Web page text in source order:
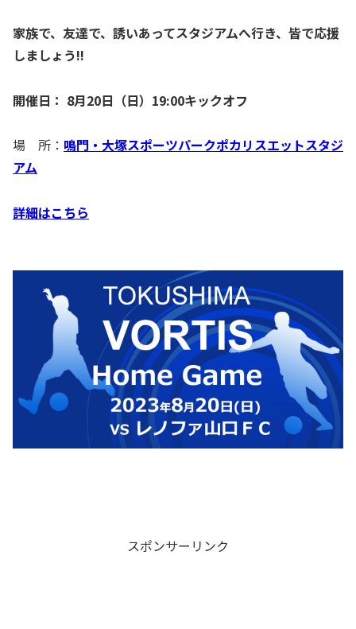
家族で、友達で、誘いあってスタジアムへ行き、皆で応援
しましょう!!
開催日： 8月20日（日） 19:00キックオフ
場 所： 鳴門・大塚スポーツパークポカリスエットスタジ
アム
詳細はこちら
スポンサーリンク